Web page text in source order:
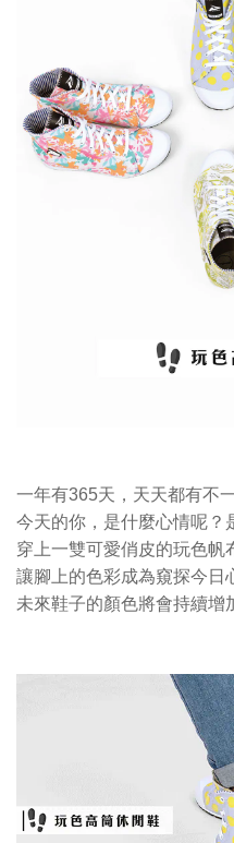
一年有365天，天天都有不
今天的你，是什麼心情呢？
穿上一雙可愛俏皮的玩色帆
讓腳上的色彩成為窺探今日
未來鞋子的顏色將會持續增